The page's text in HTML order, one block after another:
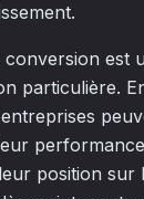
conversion est
particulière.
position sur